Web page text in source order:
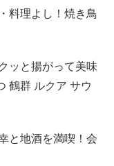
料理よし！焼き鳥
ッと揚がって美味
鶴群 ルクア サウ
と地酒を満喫！会